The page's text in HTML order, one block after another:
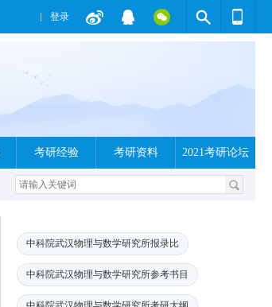
登录
考研经验 考研资料 2021考研论坛
中科院武汉物理与数学研究所报录比
中科院武汉物理与数学研究所参考书目